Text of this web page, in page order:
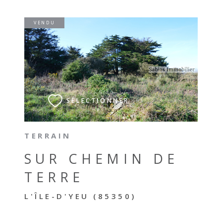
TERRAIN
SUR CHEMIN DE
TERRE
L'ÎLE-D'YEU (85350)
VENDU
SÉLECTIONNER
VOIR LE BIEN